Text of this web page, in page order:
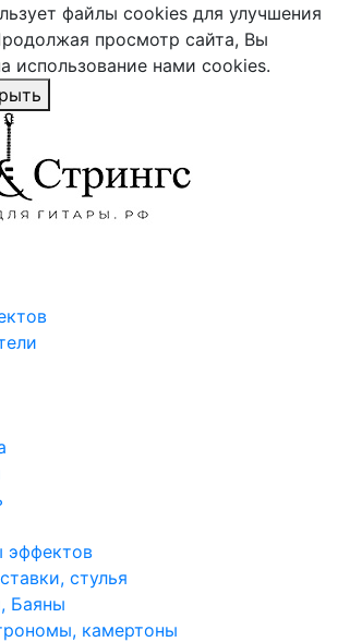
файлы cookies для улучшения
просмотр сайта, Вы
использование нами cookies.
эффектов
стулья
Баяны
камертоны